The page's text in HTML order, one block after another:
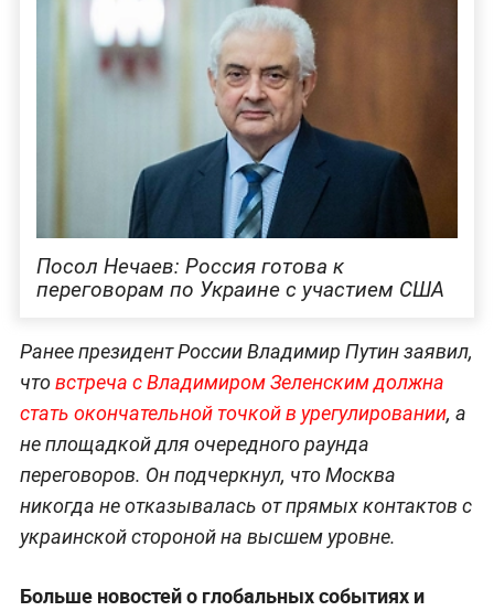
Посол Нечаев: Россия готова к
переговорам по Украине с участием США
Ранее президент России Владимир Путин заявил,
чтовстреча с Владимиром Зеленским должна
стать окончательной точкой в урегулировании, а
не площадкой для очередного раунда
переговоров. Он подчеркнул, что Москва
никогда не отказывалась от прямых контактов с
украинской стороной на высшем уровне.
Больше новостей о глобальных событиях и